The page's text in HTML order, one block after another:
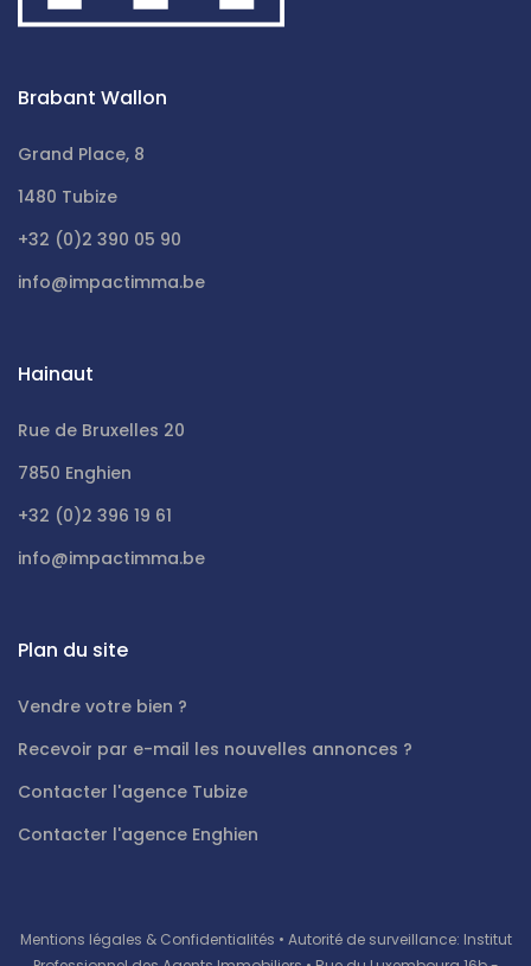
Brabant Wallon
Grand Place, 8
1480 Tubize
+32 (0)2 390 05 90
info@impactimma.be
Hainaut
Rue de Bruxelles 20
7850 Enghien
+32 (0)2 396 19 61
info@impactimma.be
Plan du site
Vendre votre bien ?
Recevoir par e-mail les nouvelles annonces ?
Contacter l'agence Tubize
Contacter l'agence Enghien
Mentions légales & Confidentialités • Autorité de surveillance: Institut